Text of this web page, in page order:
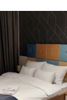
gora
Vrujci